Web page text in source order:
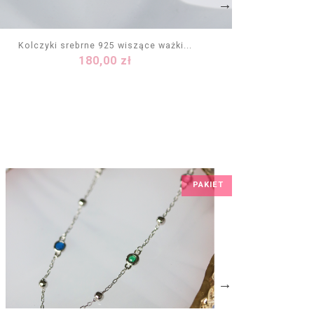
Kolczyki srebrne 925 wiszące ważki...
Cena
180,00 zł
DODAJ DO KOSZYKA
PAKIET